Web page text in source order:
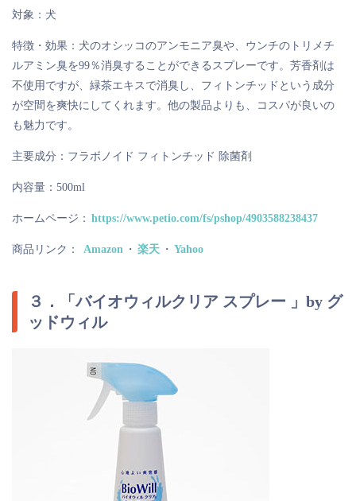
対象：犬
特徴・効果：犬のオシッコのアンモニア臭や、ウンチのトリメチ
ルアミン臭を99％消臭することができるスプレーです。芳香剤は
不使用ですが、緑茶エキスで消臭し、フィトンチッドという成分
が空間を爽快にしてくれます。他の製品よりも、コスパが良いの
も魅力です。
主要成分：フラボノイド フィトンチッド 除菌剤
内容量：500ml
ホームページ： https://www.petio.com/fs/pshop/4903588238437
商品リンク： Amazon ・ 楽天 ・ Yahoo
３．「バイオウィルクリア スプレー 」by グ
ッドウィル